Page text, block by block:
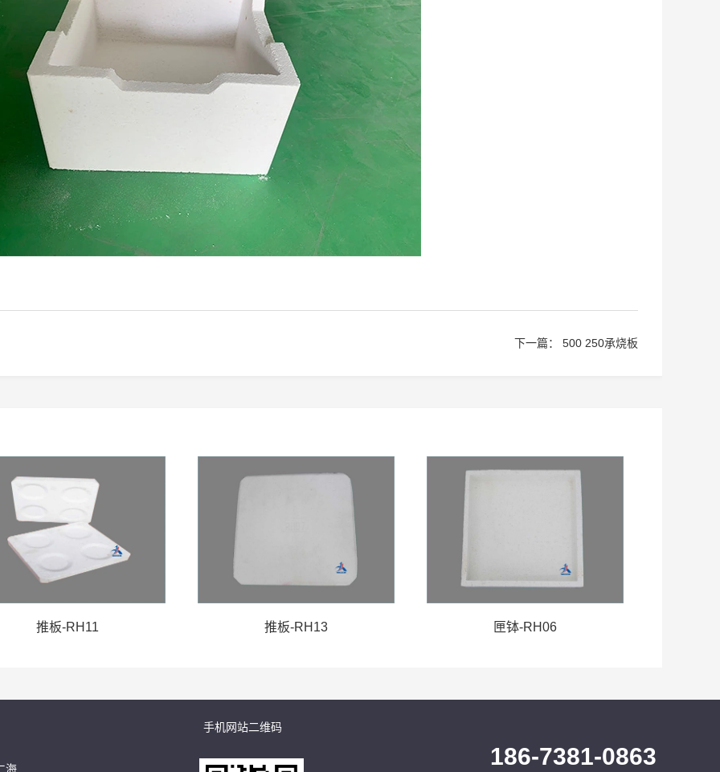
下一篇： 500 250承烧板
推板-RH11 推板-RH13 匣钵-RH06
海
手机网站二维码
186-7381-0863